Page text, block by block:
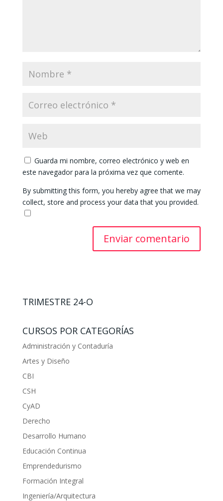
Guarda mi nombre, correo electrónico y web en
este navegador para la próxima vez que comente.
By submitting this form, you hereby agree that we may
collect, store and process your data that you provided.
TRIMESTRE 24-O
CURSOS POR CATEGORÍAS
Administración y Contaduría
Artes y Diseño
CBI
CSH
CyAD
Derecho
Desarrollo Humano
Educación Continua
Emprendedurismo
Formación Integral
Ingeniería/Arquitectura